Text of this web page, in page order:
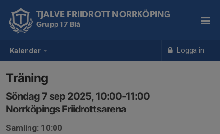
Kalender Logga in
TJALVE FRIIDROTT NORRKÖPING
Grupp 17 Blå
Träning
Söndag 7 sep 2025, 10:00-11:00
Norrköpings Friidrottsarena
Samling: 10:00